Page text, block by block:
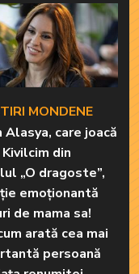
MONDENE
Alasya, care joacă
din
„O dragoste”,
emoționantă
de mama sa!
arată cea mai
persoană